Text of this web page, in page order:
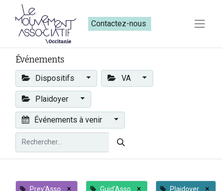
Contactez-nous​​
Événements
Dispositifs VA
Plaidoyer
Événements à venir
Prev'Asso × Guid'Asso × Plaidoyer ×